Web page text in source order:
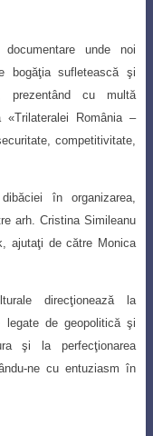
unde noi
bogăţia sufletească şi
prezentând cu multă
«Trilateralei România –
competitivitate,
în organizarea,
arh. Cristina Simileanu
ajutaţi de către Monica
direcţionează la
legate de geopolitică şi
şi la perfecţionarea
ne cu entuziasm în